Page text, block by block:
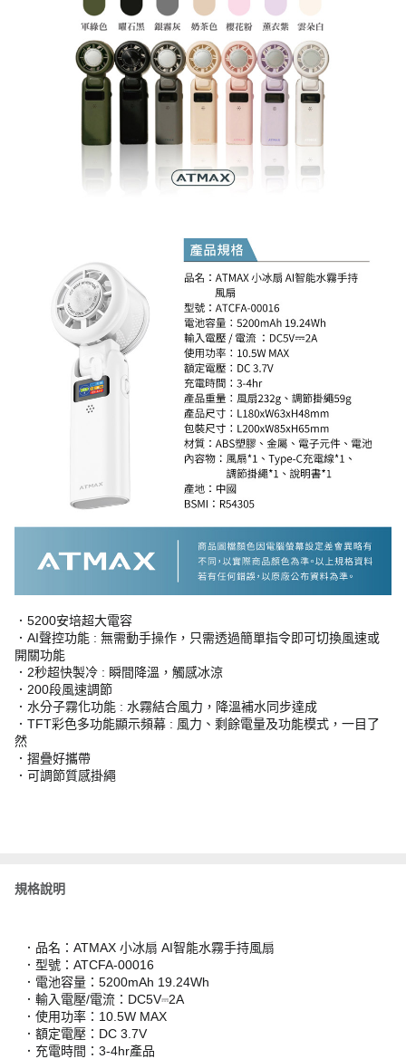
．5200安培超大電容
．AI聲控功能 : 無需動手操作，只需透過簡單指令即可切換風速或
開關功能
．2秒超快製冷 : 瞬間降溫，觸感冰涼
．200段風速調節
．水分子霧化功能 : 水霧結合風力，降溫補水同步達成
．TFT彩色多功能顯示頻幕 : 風力、剩餘電量及功能模式，一目了
然
．摺疊好攜帶
．可調節質感掛繩
規格說明
．品名：ATMAX 小冰扇 AI智能水霧手持風扇
．型號：ATCFA-00016
．電池容量：5200mAh 19.24Wh
．輸入電壓/電流：DC5V⎓2A
．使用功率：10.5W MAX
．額定電壓：DC 3.7V
．充電時間：3-4hr產品